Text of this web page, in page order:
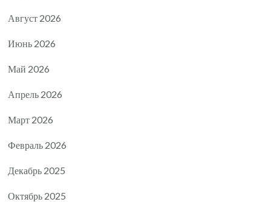
Август 2026
Июнь 2026
Май 2026
Апрель 2026
Март 2026
Февраль 2026
Декабрь 2025
Октябрь 2025